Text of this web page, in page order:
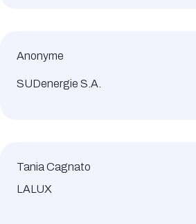
Anonyme
SUDenergie S.A.
Tania Cagnato
LALUX